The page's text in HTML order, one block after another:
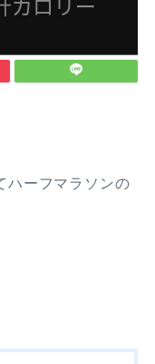
ハーフマラソンの